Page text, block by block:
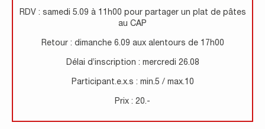
RDV : samedi 5.09 à 11h00 pour partager un plat de pâtes
au CAP
Retour : dimanche 6.09 aux alentours de 17h00
Délai d’inscription : mercredi 26.08
Participant.e.x.s : min.5 / max.10
Prix : 20.-